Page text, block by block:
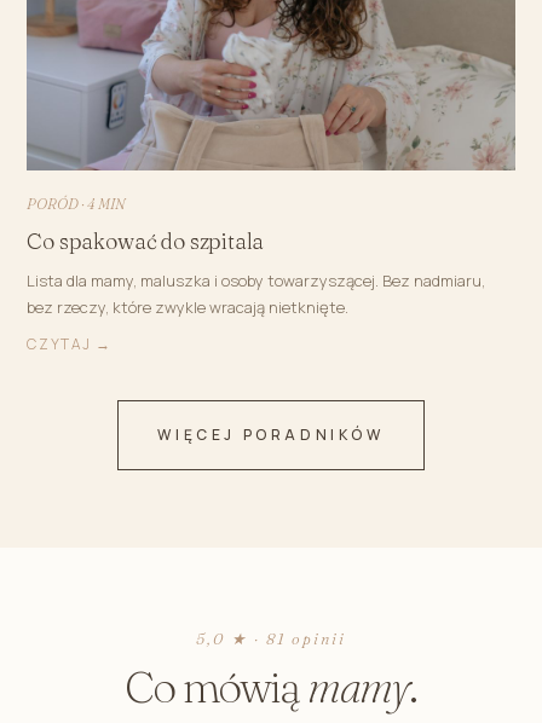
PORÓD · 4 MIN
Co spakować do szpitala
Lista dla mamy, maluszka i osoby towarzyszącej. Bez nadmiaru,
bez rzeczy, które zwykle wracają nietknięte.
CZYTAJ →
WIĘCEJ PORADNIKÓW
5,0 ★ · 81 opinii
Co mówiąmamy.